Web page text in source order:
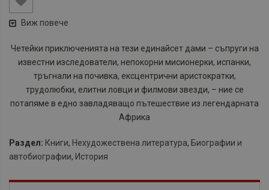
Виж повече
​Четейки приключенията на тези единайсет дами – съпруги на
известни изследователи, непокорни мисионерки, испанки,
тръгнали на почивка, ексцентрични аристократки,
трудолюбки, елитни ловци и филмови звезди, – ние се
потапяме в едно завладяващо пътешествие из легендарната
Африка
Раздел: Книги, Нехудожествена литература, Биографии и
автобиографии, История